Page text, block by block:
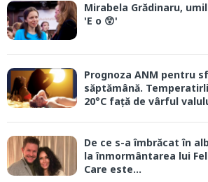
Mirabela Grădinaru,
'E o 😲'
Prognoza ANM pentru
săptămână.
20°C față de vârful
De ce s-a îmbrăcat în
la înmormântarea lui
Care este...